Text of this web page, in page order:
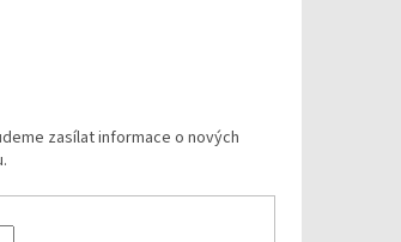
zasílat informace o nových